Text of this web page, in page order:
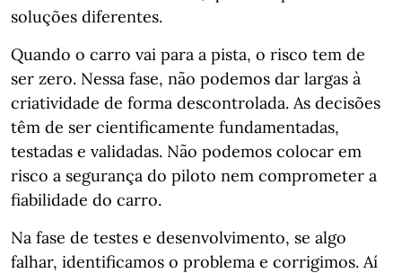
soluções diferentes.
Quando o carro vai para a pista, o risco tem de
ser zero. Nessa fase, não podemos dar largas à
criatividade de forma descontrolada. As decisões
têm de ser cientificamente fundamentadas,
testadas e validadas. Não podemos colocar em
risco a segurança do piloto nem comprometer a
fiabilidade do carro.
Na fase de testes e desenvolvimento, se algo
falhar, identificamos o problema e corrigimos. Aí